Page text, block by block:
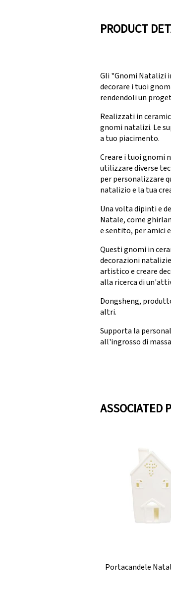
PRODUCT
Gli "Gnomi Natalizi
decorare i tuoi
rendendoli un
Realizzati in
gnomi natalizi. Le
a tuo piacimento.
Creare i tuoi gnomi
utilizzare diverse
per personalizzare
natalizio e la tua
Una volta dipinti e
Natale, come
e sentito, per amici
Questi gnomi in
decorazioni
artistico e creare
alla ricerca di
Dongsheng,
altri.
Supporta la
all'ingrosso di
ASSOCIATED